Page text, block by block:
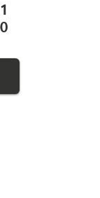
öffnet in